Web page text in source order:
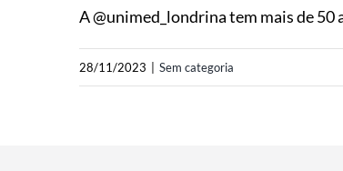
A @unimed_londrina tem mais de 50
28/11/2023 Sem categoria